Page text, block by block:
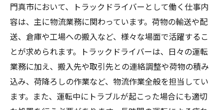
門真市において、トラックドライバーとして働く仕事内
容は、主に物流業務に関わっています。荷物の輸送や配
送、倉庫や工場への搬入など、様々な場面で活躍するこ
とが求められます。トラックドライバーは、日々の運転
業務に加え、搬入先や取引先との連絡調整や荷物の積み
込み、荷降ろしの作業など、物流作業全般を担当してい
ます。また、運転中にトラブルが起こった場合にも適切